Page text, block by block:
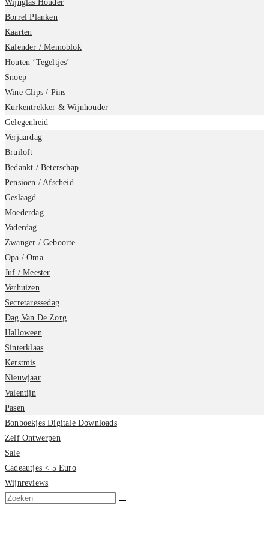
Wijnglas Houder
Borrel Planken
Kaarten
Kalender / Memoblok
Houten ‘Tegeltjes’
Snoep
Wine Clips / Pins
Kurkentrekker & Wijnhouder
Gelegenheid
Verjaardag
Bruiloft
Bedankt / Beterschap
Pensioen / Afscheid
Geslaagd
Moederdag
Vaderdag
Zwanger / Geboorte
Opa / Oma
Juf / Meester
Verhuizen
Secretaressedag
Dag Van De Zorg
Halloween
Sinterklaas
Kerstmis
Nieuwjaar
Valentijn
Pasen
Bonboekjes Digitale Downloads
Zelf Ontwerpen
Sale
Cadeautjes < 5 Euro
Wijnreviews
Zoek